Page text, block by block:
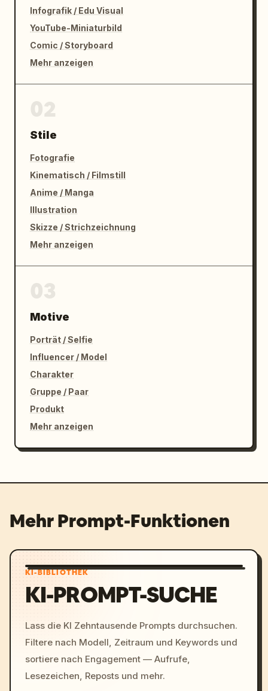
Infografik / Edu Visual
YouTube-Miniaturbild
Comic / Storyboard
Mehr anzeigen
Stile
Fotografie
Kinematisch / Filmstill
Anime / Manga
Illustration
Skizze / Strichzeichnung
Mehr anzeigen
Motive
Porträt / Selfie
Influencer / Model
Charakter
Gruppe / Paar
Produkt
Mehr anzeigen
Mehr Prompt-Funktionen
KI-BIBLIOTHEK
KI-PROMPT-SUCHE
Lass die KI Zehntausende Prompts durchsuchen.
Filtere nach Modell, Zeitraum und Keywords und
sortiere nach Engagement — Aufrufe,
Lesezeichen, Reposts und mehr.